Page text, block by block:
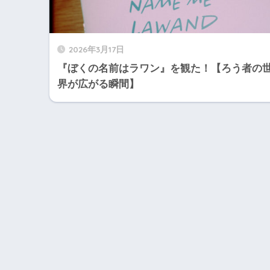
2026年3月17日
『ぼくの名前はラワン』を観た！【ろう者の
界が広がる瞬間】